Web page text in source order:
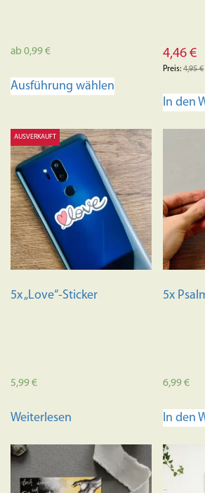
ab 0,99€
Ausführung wählen
Varianten
auf.
Die
Optionen
können
auf
der
Produktseite
4,46€
Preis:4,95€
In den
AUSVERKAUFT
5x „Love“-Sticker
5,99€
Weiterlesen
5x
6,99€
In den